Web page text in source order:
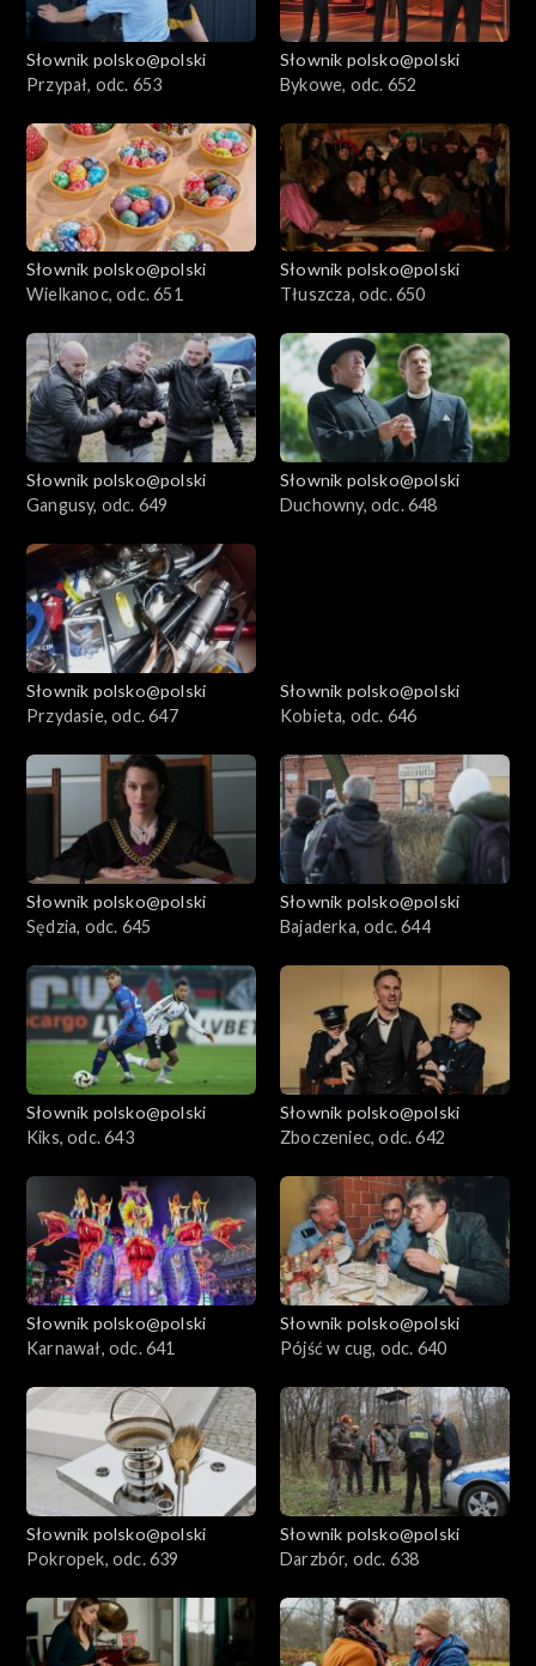
Słownik polsko@polski
Przypał, odc. 653
Słownik polsko@polski
Bykowe, odc. 652
Słownik polsko@polski
Wielkanoc, odc. 651
Słownik polsko@polski
Tłuszcza, odc. 650
Słownik polsko@polski
Gangusy, odc. 649
Słownik polsko@polski
Duchowny, odc. 648
Słownik polsko@polski
Przydasie, odc. 647
Słownik polsko@polski
Kobieta, odc. 646
Słownik polsko@polski
Sędzia, odc. 645
Słownik polsko@polski
Bajaderka, odc. 644
Słownik polsko@polski
Kiks, odc. 643
Słownik polsko@polski
Zboczeniec, odc. 642
Słownik polsko@polski
Karnawał, odc. 641
Słownik polsko@polski
Pójść w cug, odc. 640
Słownik polsko@polski
Pokropek, odc. 639
Słownik polsko@polski
Darzbór, odc. 638